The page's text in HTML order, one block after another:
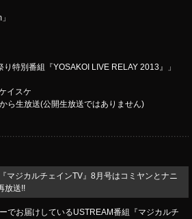
り特別番組『YOSAKOI LIVE RELAY 2013』」
イスケ
ら生放送(公開生放送ではありません)
マジカルチェインTV』8月号はコミヤンとナニ
放送!!
でお届けしているUSTREAM番組『マジカルチ